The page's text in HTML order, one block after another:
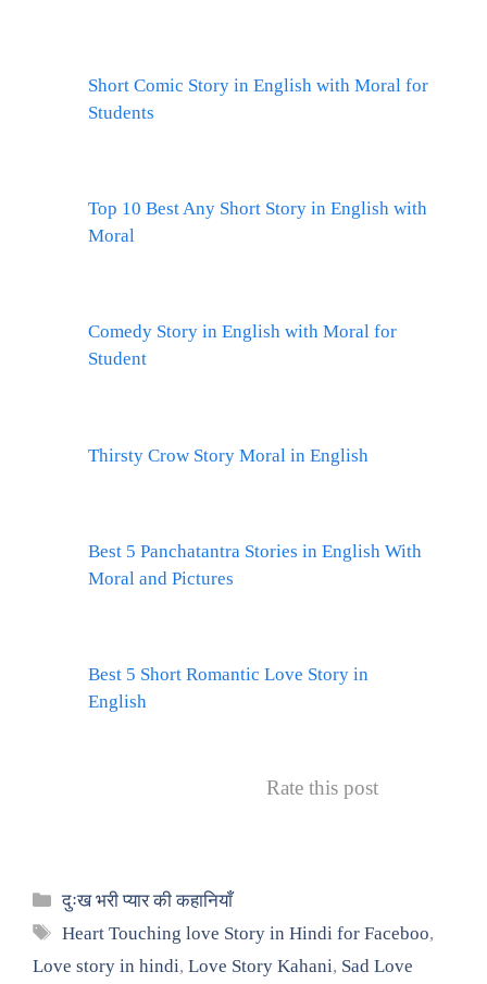
Short Comic Story in English with Moral for
Students
Top 10 Best Any Short Story in English with
Moral
Comedy Story in English with Moral for
Student
Thirsty Crow Story Moral in English
Best 5 Panchatantra Stories in English With
Moral and Pictures
Best 5 Short Romantic Love Story in
English
Rate this post
Categories
दुःख भरी प्यार की कहानियाँ
Tags
Heart Touching love Story in Hindi for Faceboo,
Love story in hindi, Love Story Kahani, Sad Love